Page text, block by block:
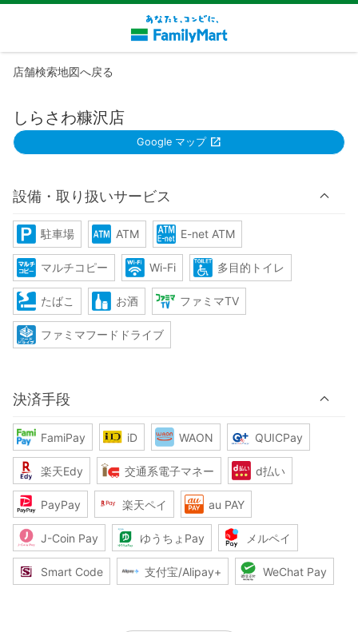
店舗検索地図へ戻る
しらさわ糠沢店
Google マップ
設備・取り扱いサービス
駐車場 ATM E-net ATM
マルチコピー Wi-Fi 多目的トイレ
たばこ お酒 ファミマTV
ファミマフードドライブ
決済手段
FamiPay iD WAON QUICPay
楽天Edy 交通系電子マネー d払い
PayPay 楽天ペイ au PAY
J-Coin Pay ゆうちょPay メルペイ
Smart Code 支付宝/Alipay+ WeChat Pay